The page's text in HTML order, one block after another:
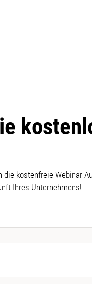
die kostenfreie Webinar-
Ihres Unternehmens!